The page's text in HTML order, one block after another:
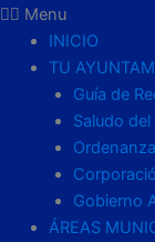
Menu
INICIO
TU
Guía de
Saludo
Gobierno
ÁREAS